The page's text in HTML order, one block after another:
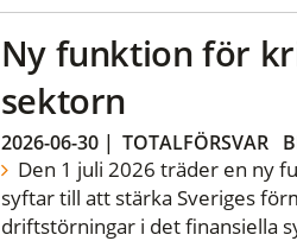
Ny funktion för
sektorn
2026-06-30| TOTALFÖRSVAR
Den 1 juli 2026 träder en ny
syftar till att stärka Sveriges
driftstörningar i det finansiella